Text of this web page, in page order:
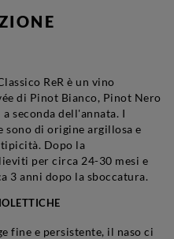
ReR è un vino
di Pinot Bianco, Pinot Nero
seconda dell'annata. I
sono di origine argillosa e
Dopo la
per circa 24-30 mesi e
3 anni dopo la sboccatura.
fine e persistente, il naso ci